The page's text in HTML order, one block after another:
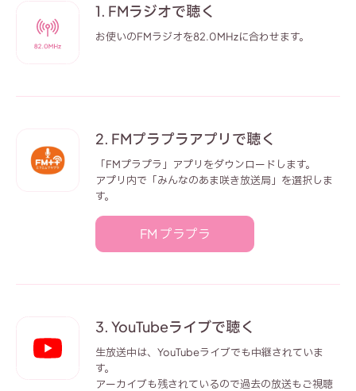
1. FMラジオで聴く
お使いのFMラジオを82.0MHzに合わせます。
2. FMプラプラアプリで聴く
「FMプラプラ」アプリをダウンロードします。
アプリ内で「みんなのあま咲き放送局」を選択しま
す。
FM プラプラ
3. YouTubeライブで聴く
生放送中は、YouTubeライブでも中継されていま
す。
アーカイブも残されているので過去の放送もご視聴